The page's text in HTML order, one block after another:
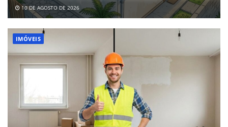
10 DE AGOSTO DE 2026
IMÓVEIS